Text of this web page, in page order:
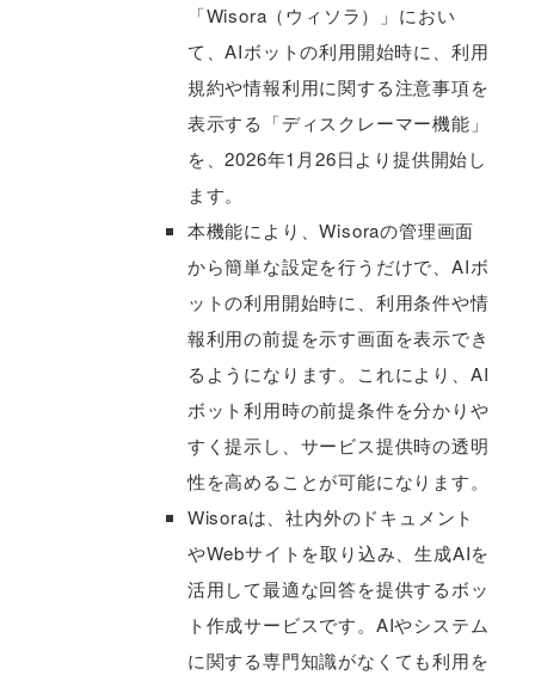
「Wisora（ウィソラ）」におい
て、AIボットの利用開始時に、利用
規約や情報利用に関する注意事項を
表示する「ディスクレーマー機能」
を、2026年1月26日より提供開始し
ます。
本機能により、Wisoraの管理画面
から簡単な設定を行うだけで、AIボ
ットの利用開始時に、利用条件や情
報利用の前提を示す画面を表示でき
るようになります。これにより、AI
ボット利用時の前提条件を分かりや
すく提示し、サービス提供時の透明
性を高めることが可能になります。
Wisoraは、社内外のドキュメント
やWebサイトを取り込み、生成AIを
活用して最適な回答を提供するボッ
ト作成サービスです。AIやシステム
に関する専門知識がなくても利用を